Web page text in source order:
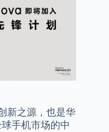
新之源，也是华
手机市场的中